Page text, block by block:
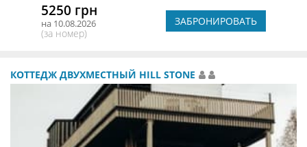
5250 грн
на 10.08.2026
(за номер)
ЗАБРОНИРОВАТЬ
КОТТЕДЖ ДВУХМЕСТНЫЙ HILL STONE